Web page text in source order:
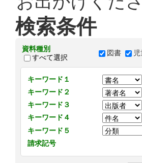
検索条件
資料種別
すべて選択
図書
キーワード１
キーワード２
キーワード３
キーワード４
キーワード５
請求記号